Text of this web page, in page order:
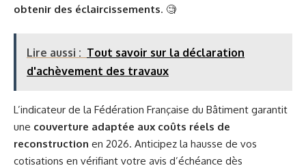
obtenir des éclaircissements. 🧐
Lire aussi : Tout savoir sur la déclaration
d'achèvement des travaux
L’indicateur de la Fédération Française du Bâtiment garantit
une couverture adaptée aux coûts réels de
reconstruction en 2026. Anticipez la hausse de vos
cotisations en vérifiant votre avis d’échéance dès